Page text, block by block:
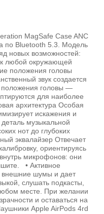
MagSafe Case ANC
по Bluetooth 5.3. Модель
новых возможностей:
любой окружающей
положения головы
звук создается
головы —
для наиболее
архитектура Особая
искажения и
музыкальной
нот до глубоких
эквалайзер Отвечает
ориентируясь
микрофонов: они
• Активное
внешние шумы и дает
слушать подкасты,
месте. При желании
и оставаться на
Apple AirPods 4rd